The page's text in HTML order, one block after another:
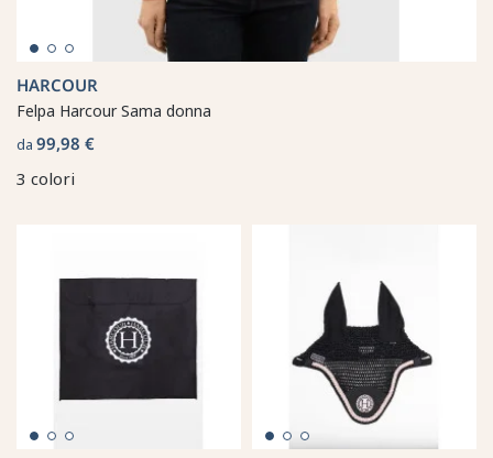
HARCOUR
Felpa Harcour Sama donna
da 99,98 €
3 colori